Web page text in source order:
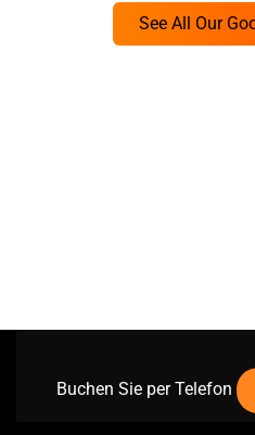
See All Our
Buchen Sie per Telefon